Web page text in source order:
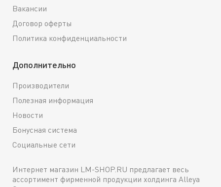
Вакансии
Договор оферты
Политика конфиденциальности
Дополнительно
Производители
Полезная информация
Новости
Бонусная система
Социальные сети
Интернет магазин LM-SHOP.RU предлагает весь
ассортимент фирменной продукции холдинга Alleya